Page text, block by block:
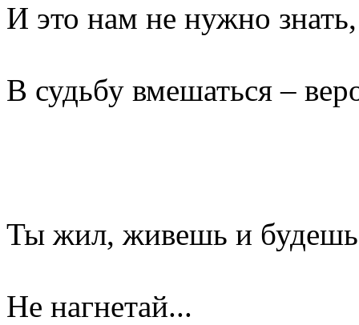
И это нам не нужно знать,
В судьбу вмешаться –
Ты жил, живешь и
Не нагнетай...